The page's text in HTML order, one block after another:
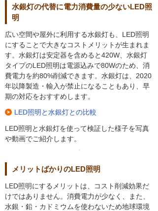
水銀灯の代替に電力消費量の少ないLED照
明
広い空間や屋外に利用する水銀灯も、LED照明
にすることで大きなコストメリットが生まれま
す。水銀灯は安定器を含めると420W、水銀灯
タイプのLED照明は電源込みで80Wのため、消
費電力を約80%削減できます。水銀灯は、2020
年以降製造・輸入が禁止になることもあり、早
期の対応をおすすめします。
LED照明と水銀灯との比較
LED照明と水銀灯を使って検証した様子を写真
や動画でご紹介します。
メリットばかりのLED照明
LED照明にするメリットは、コスト削減効果だ
けではありません。消費電力が少なく、また、
水銀・鉛・カドミウムを使わないため地球環境